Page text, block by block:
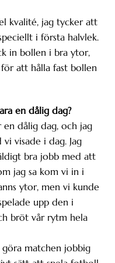
kvalité, jag tycker att
i första halvlek.
in bollen i bra ytor,
att hålla fast bollen
en dålig dag?
dålig dag, och jag
visade i dag. Jag
bra jobb med att
jag sa kom vi in i
ytor, men vi kunde
upp den i
bröt vår rytm hela
matchen jobbig